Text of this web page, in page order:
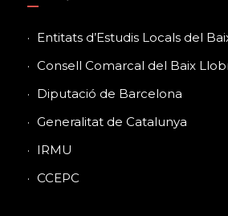
Entitats d’Estudis Locals del
Consell Comarcal del Baix
Diputació de Barcelona
Generalitat de Catalunya
IRMU
CCEPC